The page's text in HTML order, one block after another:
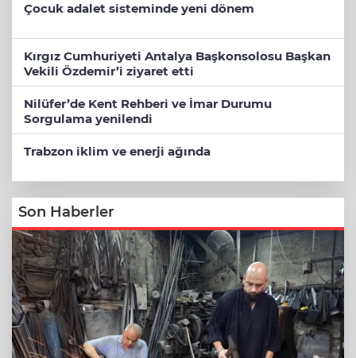
Çocuk adalet sisteminde yeni dönem
Kırgız Cumhuriyeti Antalya Başkonsolosu Başkan
Vekili Özdemir’i ziyaret etti
Nilüfer’de Kent Rehberi ve İmar Durumu
Sorgulama yenilendi
Trabzon iklim ve enerji ağında
Son Haberler